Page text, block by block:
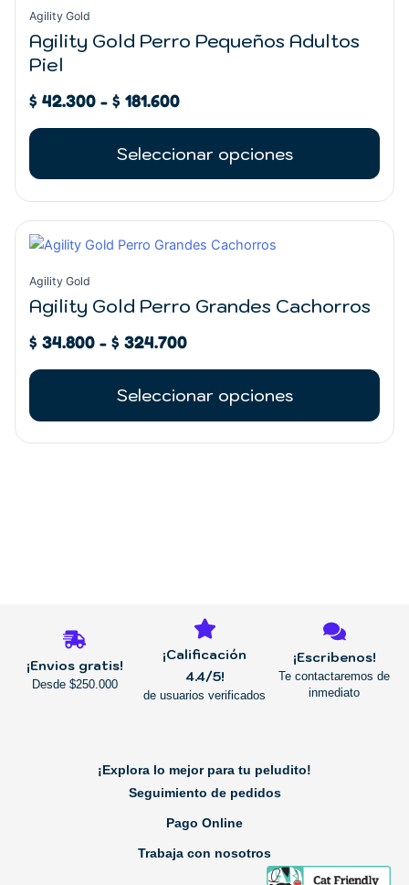
Agility Gold
Agility Gold Perro Pequeños Adultos
Piel
$ 42.300 - $ 181.600
$ 42.300
Seleccionar opciones
tiene
múltiples
variantes.
Las
opciones
pueden
en
la
de
producto
Agility Gold
Agility Gold Perro Grandes Cachorros
$ 34.800 - $ 324.700
de
$ 34.800
hasta
Seleccionar opciones
Este
producto
tiene
múltiples
variantes.
Las
¡Envios gratis!
Desde $250.000
¡Calificación
4.4/5!
de usuarios verificados
¡Escribenos!
Te contactaremos de
inmediato
¡Explora lo mejor para tu peludito!
Seguimiento de pedidos
Pago Online
Trabaja con nosotros